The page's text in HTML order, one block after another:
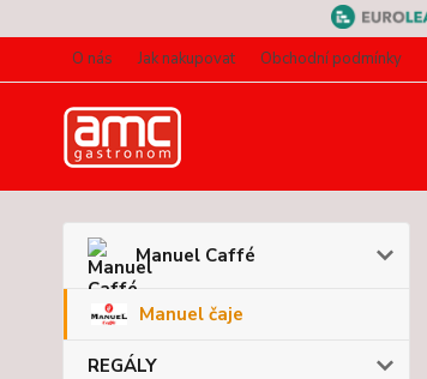
O nás Jak nakupovat Obchodní podmínky
Manuel Caffé
Manuel čaje
REGÁLY